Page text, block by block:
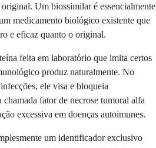
Um biossimilar é essencialmente
medicamento biológico existente que
e eficaz quanto o original.
feita em laboratório que imita certos
produz naturalmente. No
ele visa e bloqueia
fator de necrose tumoral alfa
excessiva em doenças autoimunes.
um identificador exclusivo